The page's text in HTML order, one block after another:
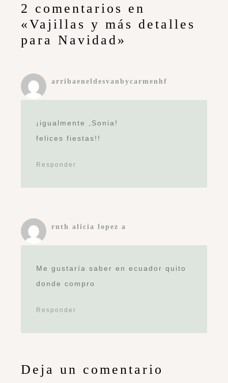
2 comentarios en
«Vajillas y más detalles
para Navidad»
arribaeneldesvanbycarmenhf
¡igualmente ,Sonia!
felices fiestas!!
Responder
ruth alicia lopez a
Me gustaría saber en ecuador quito
donde compro
Responder
Deja un comentario